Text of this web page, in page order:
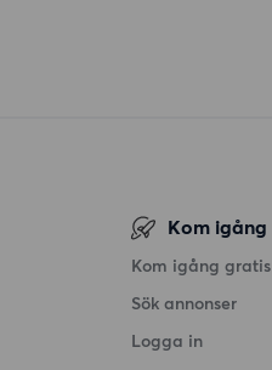
Kom igång
Kom igång gratis
Sök annonser
Logga in